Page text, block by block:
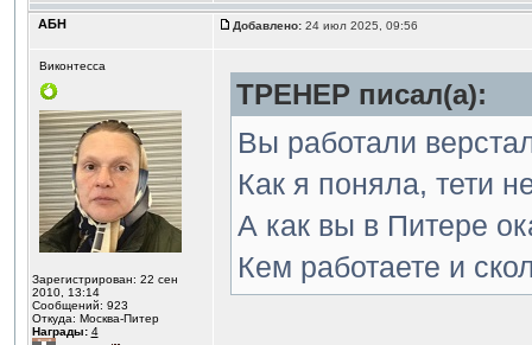
АБН Добавлено:24 июл 2025, 09:56
Виконтесса
Зарегистрирован: 22 сен
2010, 13:14
Сообщений: 923
Откуда: Москва-Питер
Награды: 4
ТРЕНЕР писал(а):
Вы работали
Как я поняла, тети
А как вы в Питере
Кем работаете и